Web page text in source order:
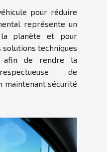
pour réduire
représente un
planète et pour
solutions techniques
afin de rendre la
de
maintenant sécurité